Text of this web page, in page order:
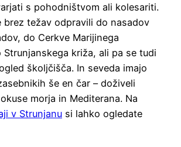
s pohodništvom ali kolesariti.
brez težav odpravili do nasadov
do Cerkve Marijinega
Strunjanskega križa, ali pa se tudi
školjčišča. In seveda imajo
še en čar – doživeli
morja in Mediterana. Na
v Strunjanu si lahko ogledate